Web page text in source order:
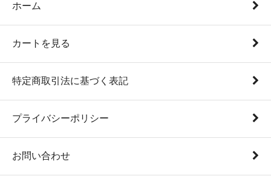
ホーム
カートを見る
特定商取引法に基づく表記
プライバシーポリシー
お問い合わせ